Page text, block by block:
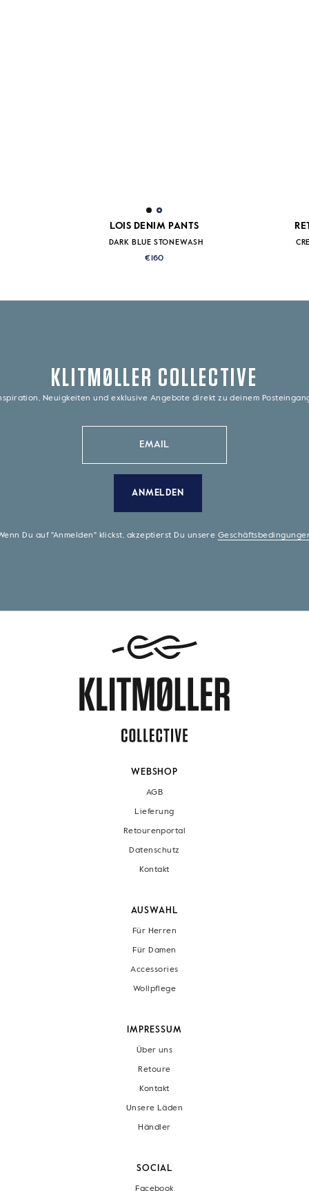
LOIS DENIM PANTS
DARK BLUE STONEWASH
€160
KLITMØLLER COLLECTIVE
Neuigkeiten und exklusive Angebote direkt zu deinem
ANMELDEN
Du auf "Anmelden" klickst, akzeptierst Du unsere
WEBSHOP
AGB
Lieferung
Retourenportal
Datenschutz
Kontakt
AUSWAHL
Für Herren
Für Damen
Accessories
Wollpflege
IMPRESSUM
Über uns
Retoure
Kontakt
Unsere Läden
Händler
SOCIAL
Facebook